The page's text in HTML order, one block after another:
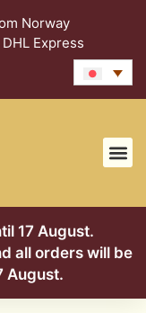
Norway
Express
17 August.
all orders will be
August.